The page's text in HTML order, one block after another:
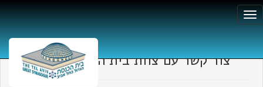
צור קשר עם צוות בית הכנסת הגדול